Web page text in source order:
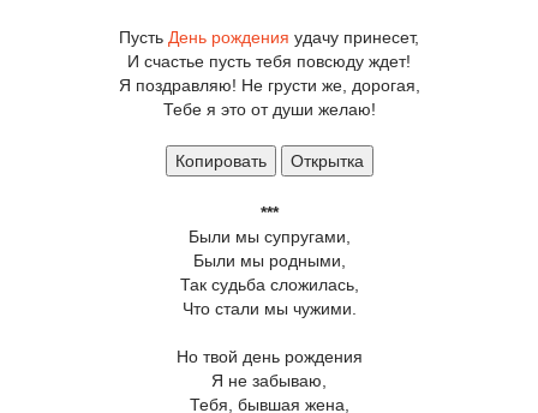
Пусть День рождения удачу принесет,
И счастье пусть тебя повсюду ждет!
Я поздравляю! Не грусти же, дорогая,
Тебе я это от души желаю!
Копировать Открытка
***
Были мы супругами,
Были мы родными,
Так судьба сложилась,
Что стали мы чужими.
Но твой день рождения
Я не забываю,
Тебя, бывшая жена,